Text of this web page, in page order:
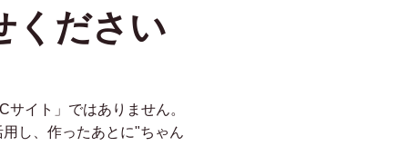
ください
イト」ではありません。
し、作ったあとに"ちゃん